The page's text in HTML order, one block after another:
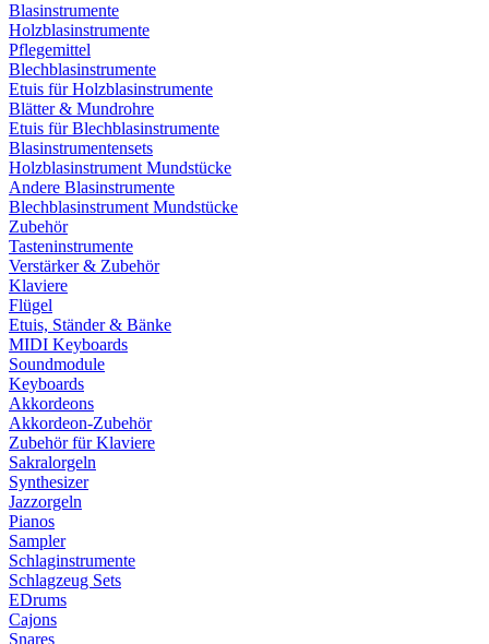
Blasinstrumente
Holzblasinstrumente
Pflegemittel
Blechblasinstrumente
Etuis für Holzblasinstrumente
Blätter & Mundrohre
Etuis für Blechblasinstrumente
Blasinstrumentensets
Holzblasinstrument Mundstücke
Andere Blasinstrumente
Blechblasinstrument Mundstücke
Zubehör
Tasteninstrumente
Verstärker & Zubehör
Klaviere
Flügel
Etuis, Ständer & Bänke
MIDI Keyboards
Soundmodule
Keyboards
Akkordeons
Akkordeon-Zubehör
Zubehör für Klaviere
Sakralorgeln
Synthesizer
Jazzorgeln
Pianos
Sampler
Schlaginstrumente
Schlagzeug Sets
EDrums
Cajons
Snares